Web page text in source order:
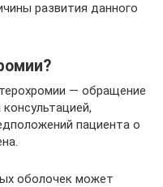
развития данного
— обращение
пациента о
оболочек может